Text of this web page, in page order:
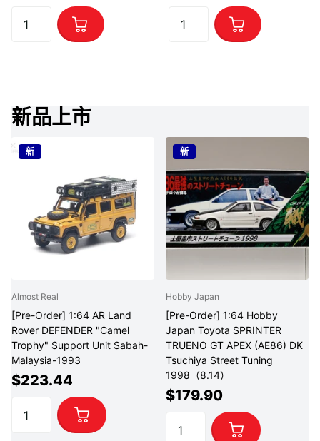
新品上市
新
Almost Real
[Pre-Order] 1:64 AR Land
Rover DEFENDER "Camel
Trophy" Support Unit Sabah-
Malaysia-1993
$223.44
新
Hobby Japan
[Pre-Order] 1:64 Hobby
Japan Toyota SPRINTER
TRUENO GT APEX (AE86) DK
Tsuchiya Street Tuning
1998（8.14）
$179.90